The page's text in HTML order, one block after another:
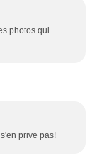
photos qui
prive pas!